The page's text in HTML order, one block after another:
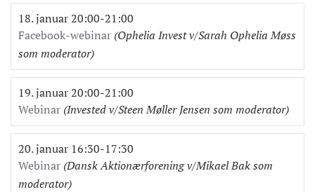
18. januar 20:00-21:00
Facebook-webinar (Ophelia Invest v/Sarah Ophelia Møss
som moderator)
19. januar 20:00-21:00
Webinar (Invested v/Steen Møller Jensen som moderator)
20. januar 16:30-17:30
Webinar (Dansk Aktionærforening v/Mikael Bak som
moderator)